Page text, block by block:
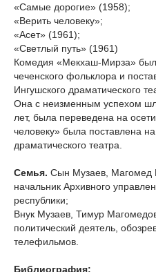
«Самые дорогие» (1958);
«Верить человеку»;
«Асет» (1961);
«Светлый путь» (1961)
Комедия «Мекхаш-Мирза»
чеченского фольклора и
Ингушского драматического
Она с неизменным успехом
лет, была переведена на
человеку» была поставлена
драматического театра.
Семья. Сын Музаев, Магомед
начальник Архивного
республики;
Внук Музаев, Тимур
политический деятель,
телефильмов.
Библиография: